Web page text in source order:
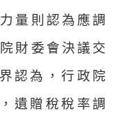
量則認為應調
財委會決議交
認為，行政院
遺贈稅稅率調